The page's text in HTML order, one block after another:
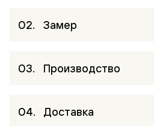
Замер
Производство
Доставка